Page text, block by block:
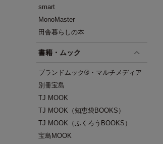
smart
MonoMaster
田舎暮らしの本
書籍・ムック
ブランドムック®・マルチメディア
別冊宝島
TJ MOOK
TJ MOOK（知恵袋BOOKS）
TJ MOOK（ふくろうBOOKS）
宝島MOOK